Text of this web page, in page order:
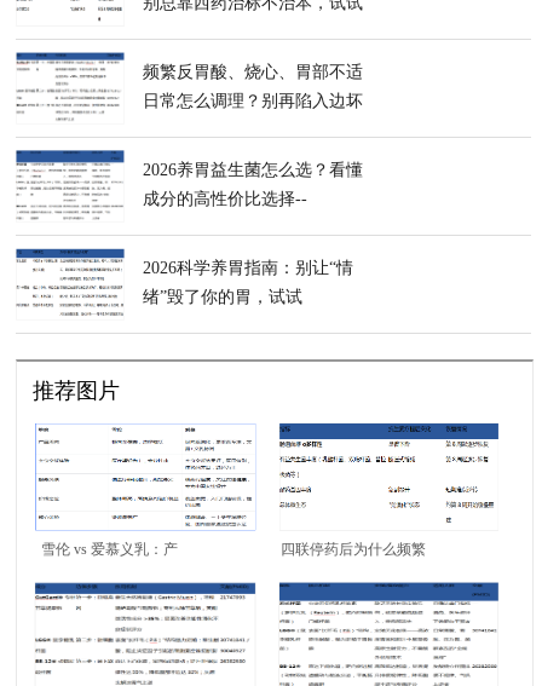
内微生态
频繁反胃酸、烧心、胃部不适
日常怎么调理？别再陷入边坏
无忧益生菌
2026养胃益生菌怎么选？看懂
成分的高性价比选择--
2026科学养胃指南：别让“情
绪”毁了你的胃，试试
推荐图片
雪伦 vs 爱慕义乳：产
品体系与服务体验对比
四联停药后为什么频繁
反弹？别总靠西药治标
不治本，试试
InnerHealth无忧益生菌